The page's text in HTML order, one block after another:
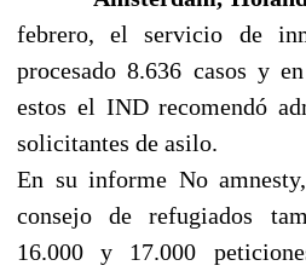
febrero, el servicio de
procesado 8.636 casos y
estos el IND recomendó
solicitantes de asilo.
En su informe No
consejo de refugiados
16.000 y 17.000